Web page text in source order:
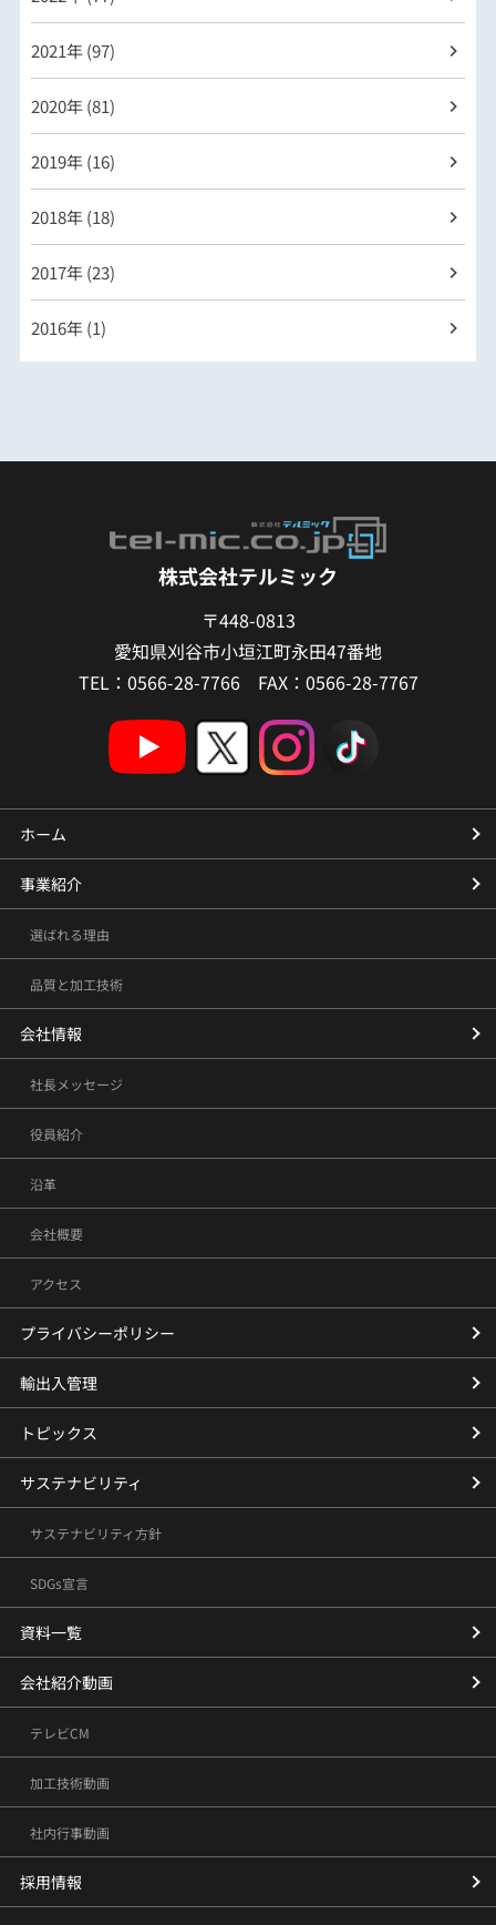
2021年 (97)
2020年 (81)
2019年 (16)
2018年 (18)
2017年 (23)
2016年 (1)
株式会社テルミック
〒448-0813
愛知県刈谷市小垣江町永田47番地
TEL：0566-28-7766 FAX：0566-28-7767
ホーム
事業紹介
選ばれる理由
品質と加工技術
会社情報
社長メッセージ
役員紹介
沿革
会社概要
アクセス
プライバシーポリシー
輸出入管理
トピックス
サステナビリティ
サステナビリティ方針
SDGs宣言
資料一覧
会社紹介動画
テレビCM
加工技術動画
社内行事動画
採用情報